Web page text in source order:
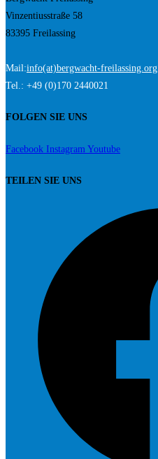
Vinzentiusstraße 58
83395 Freilassing
Mail:info(at)bergwacht-freilassing.org
Tel.: +49 (0)170 2440021
FOLGEN SIE UNS
Facebook Instagram Youtube
TEILEN SIE UNS